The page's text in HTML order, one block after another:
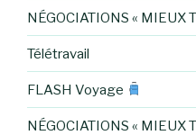
NÉGOCIATIONS « MIEUX
Télétravail
FLASH Voyage
NÉGOCIATIONS « MIEUX